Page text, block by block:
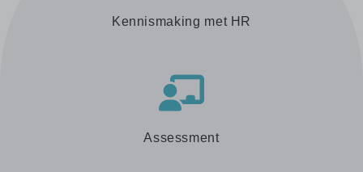
Kennismaking met HR
Assessment